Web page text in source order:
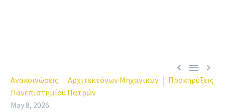
  
Ανακοινώσεις Αρχιτεκτόνων Μηχανικών
Προκηρύξεις
Πανεπιστημίου Πατρών
May 8, 2026